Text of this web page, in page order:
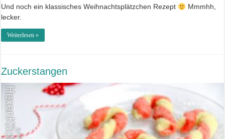
Und noch ein klassisches Weihnachtsplätzchen Rezept
Mmmhh,
lecker.
Weiterlesen »
Zuckerstangen